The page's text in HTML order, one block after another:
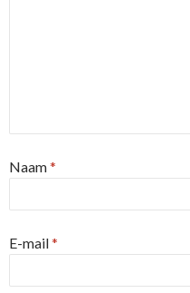
Naam*
E-mail*